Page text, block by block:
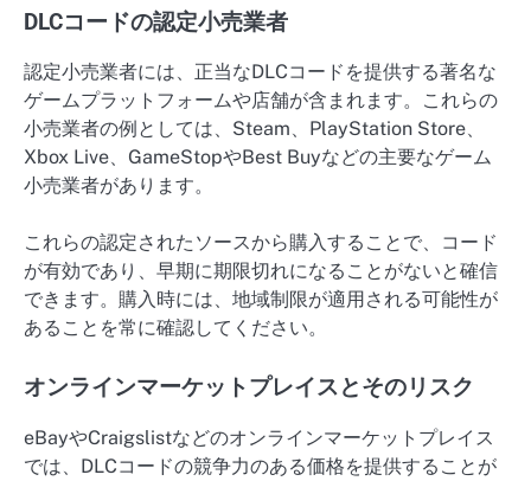
DLCコードの認定小売業者
認定小売業者には、正当なDLCコードを提供する著名な
ゲームプラットフォームや店舗が含まれます。これらの
小売業者の例としては、Steam、PlayStation Store、
Xbox Live、GameStopやBest Buyなどの主要なゲーム
小売業者があります。
これらの認定されたソースから購入することで、コード
が有効であり、早期に期限切れになることがないと確信
できます。購入時には、地域制限が適用される可能性が
あることを常に確認してください。
オンラインマーケットプレイスとそのリスク
eBayやCraigslistなどのオンラインマーケットプレイス
では、DLCコードの競争力のある価格を提供することが